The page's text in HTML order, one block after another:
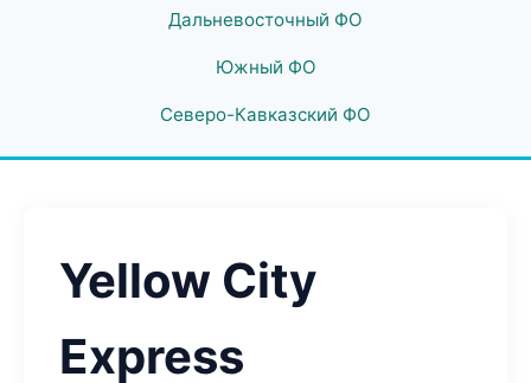
Дальневосточный ФО
Южный ФО
Северо-Кавказский ФО
Yellow City
Express